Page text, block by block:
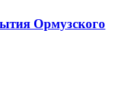
Ормузского